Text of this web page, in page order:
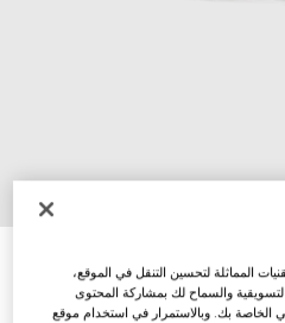
مزيّن بطبعات
المماثلة لتحسين التنقل في الموقع،
والسماح لك بمشاركة المحتوى
الخاصة بك. وبالاستمرار في استخدام موقع